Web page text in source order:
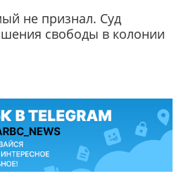
не признал. Суд
свободы в колонии